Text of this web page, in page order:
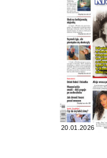
20.01.2026